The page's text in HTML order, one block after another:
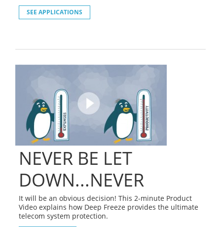
SEE APPLICATIONS
NEVER BE LET
DOWN...NEVER
It will be an obvious decision! This 2-minute Product
Video explains how Deep Freeze provides the ultimate
telecom system protection.